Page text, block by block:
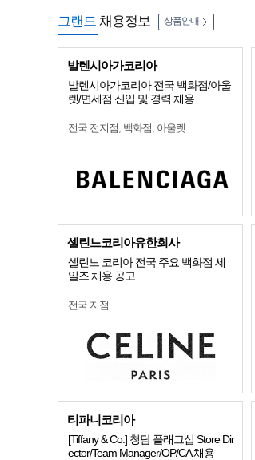
그랜드 채용정보 상품안내
발렌시아가코리아
발렌시아가코리아 전국 백화점/아울
렛/면세점 신입 및 경력 채용
전국 전지점, 백화점, 아울렛
셀린느코리아유한회사
셀린느 코리아 전국 주요 백화점 세
일즈 채용 공고
전국 지점
티파니코리아
[Tiffany & Co.] 청담 플래그십 Store Dir
ector/Team Manager/OP/CA 채용